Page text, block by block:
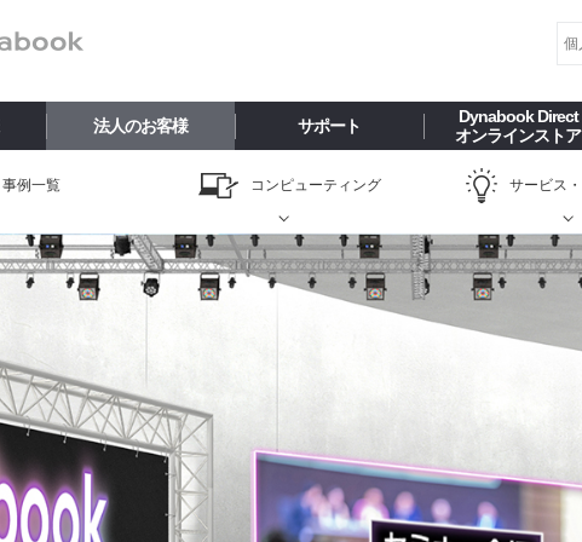
法人のお客様 サポート
Dynabook Direct
オンラインストア
事例一覧 コンピューティング サービス・